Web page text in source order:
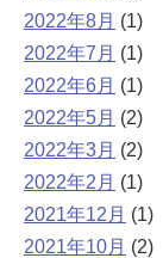
2022年8月 (1)
2022年7月 (1)
2022年6月 (1)
2022年5月 (2)
2022年3月 (2)
2022年2月 (1)
2021年12月 (1)
2021年10月 (2)